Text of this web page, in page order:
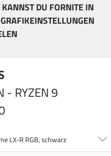
DU FORNITE IN
- RYZEN 9
LX-R RGB, schwarz